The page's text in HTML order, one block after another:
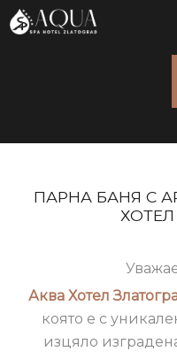
ПАРНА БАНЯ С
Аква Хотел
която е с
изцяло